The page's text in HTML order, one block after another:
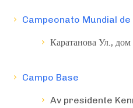
Campeonato Mundial
Каратанова Ул.,
Campo Base
Av presidente